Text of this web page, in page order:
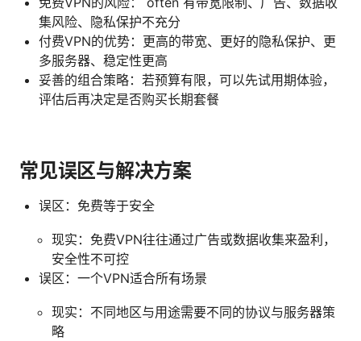
集风险、隐私保护不充分
付费VPN的优势：更高的带宽、更好的隐私保护、更
多服务器、稳定性更高
妥善的组合策略：若预算有限，可以先试用期体验，
评估后再决定是否购买长期套餐
常见误区与解决方案
误区：免费等于安全
现实：免费VPN往往通过广告或数据收集来盈利，
安全性不可控
误区：一个VPN适合所有场景
现实：不同地区与用途需要不同的协议与服务器策
略